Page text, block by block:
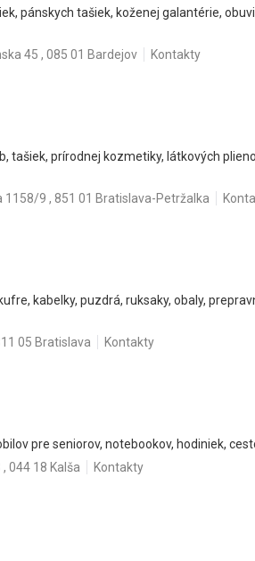
pánskych tašiek, koženej galantérie,
45 , 085 01 Bardejov Kontakty
tašiek, prírodnej kozmetiky, látkových
1158/9 , 851 01 Bratislava-Petržalka
kabelky, puzdrá, ruksaky, obaly,
05 Bratislava Kontakty
pre seniorov, notebookov, hodiniek,
, 044 18 Kalša Kontakty